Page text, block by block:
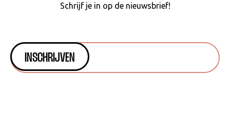
Schrijf je in op de nieuwsbrief!